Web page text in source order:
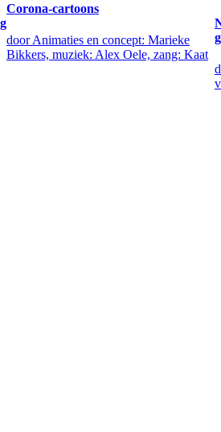
Corona-cartoons
door Animaties en concept: Marieke
Bikkers, muziek: Alex Oele, zang: Kaat